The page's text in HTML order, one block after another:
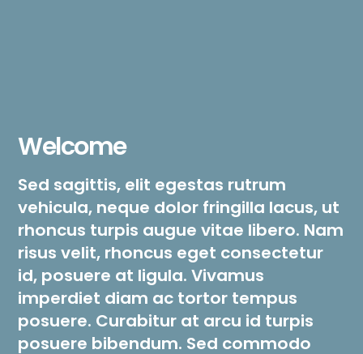
Welcome
Sed sagittis, elit egestas rutrum
vehicula, neque dolor fringilla lacus, ut
rhoncus turpis augue vitae libero. Nam
risus velit, rhoncus eget consectetur
id, posuere at ligula. Vivamus
imperdiet diam ac tortor tempus
posuere. Curabitur at arcu id turpis
posuere bibendum. Sed commodo